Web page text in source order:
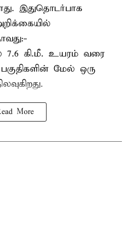
இதுதொடர்பாக
7.6 கி.மீ. உயரம் வரை
மேல் ஒரு
More